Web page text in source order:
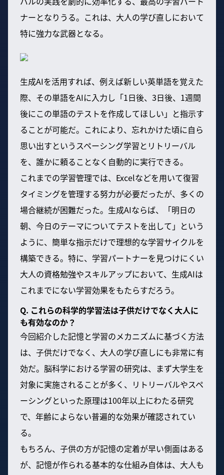
ナーとなりうる。これは、大人の学び直しにおいて
特に強力な武器となる。
生成AIを活用すれば、例えば新しい英単語を覚えた
際、その単語をAIに入力し「1日後、3日後、1週間
後にこの単語のテストを作成してほしい」と指示す
ることが可能だ。これにより、忘れかけた頃に自ら
思い出すというスペーシング学習とリトリーバル
を、誰かに頼ることなく自動的に実行できる。
これまでの学習管理では、Excelなどを用いて復習
タイミングを管理する努力が必要だったが、多くの
場合継続が困難だった。生成AIならば、「明日の
朝、今日のテーマについてテストを出して」という
ように、簡単な指示だけで理想的な学習サイクルを
構築できる。特に、学習パートナーを見つけにくい
大人の資格勉強やスキルアップにおいて、生成AIは
これまでにない学習効果をもたらすだろう。
Q. これらの科学的学習法は子供だけでなく大人に
も有効なのか？
今回紹介した記憶と学習のメカニズムに基づく方法
は、子供だけでなく、大人の学び直しにも非常に有
効だ。脳科学における学習の研究は、まず大学生を
対象に実施されることが多く、リトリーバルやスペ
ーシングといった原理は100年以上にわたる研究
で、年齢によらない普遍的な効果が確認されてい
る。
もちろん、子供の方が記憶の定着が早い側面はある
が、記憶が作られる基本的な仕組み自体は、大人も